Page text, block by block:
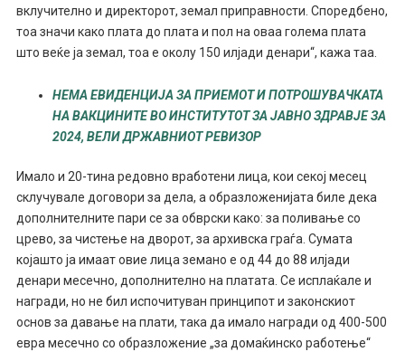
вклучително и директорот, земал приправности. Споредбено,
тоа значи како плата до плата и пол на оваа голема плата
што веќе ја земал, тоа е околу 150 илјади денари“, кажа таа.
НЕМА ЕВИДЕНЦИЈА ЗА ПРИЕМОТ И ПОТРОШУВАЧКАТА
НА ВАКЦИНИТЕ ВО ИНСТИТУТОТ ЗА ЈАВНО ЗДРАВЈЕ ЗА
2024, ВЕЛИ ДРЖАВНИОТ РЕВИЗОР
Имало и 20-тина редовно вработени лица, кои секој месец
склучувале договори за делa, а образложенијата биле дека
дополнителните пари се за обврски како: за поливање со
црево, за чистење на дворот, за архивска граѓа. Сумата
којашто ја имаат овие лица земано е од 44 до 88 илјади
денари месечно, дополнително на платата. Се исплаќале и
награди, но не бил испочитуван принципот и законскиот
основ за давање на плати, така да имало награди од 400-500
евра месечно со образложение „за домаќинско работење“